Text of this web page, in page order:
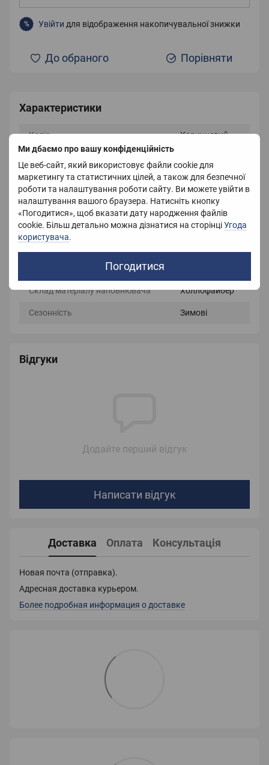
Ми дбаємо про вашу конфіденційність
Це веб-сайт, який використовує файли cookie для
маркетингу та статистичних цілей, а також для безпечної
роботи та налаштування роботи сайту. Ви можете увійти в
налаштування вашого браузера. Натисніть кнопку
«Погодитися», щоб вказати дату народження файлів
cookie. Більш детально можна дізнатися на сторінціУгода
користувача.
Погодитися
% Увійти для відображення накопичувальної знижки
До обраного Порівняти
Характеристики
Колір Коричневий
Розмір 160X200 см
Країна-виробник Україна
Наповнювач Холлофайбер
Склад матеріалу чохла
Склад матеріалу наповнювача Холлофайбер
Сезонність Зимові
Відгуки
Додайте перший відгук
Написати відгук
Доставка Оплата Консультація
Новая почта (отправка).
Адресная доставка курьером.
Более подробная информация о доставке